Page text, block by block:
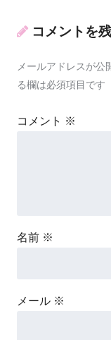
コメントを
メールアドレスが公
る欄は必須項目です
コメント ※
名前 ※
メール ※